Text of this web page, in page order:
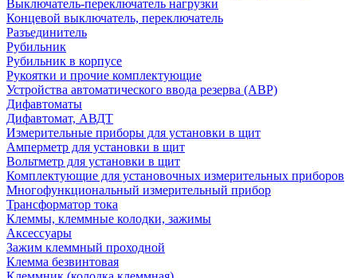
Выключатель-переключатель нагрузки
Концевой выключатель, переключатель
Разъединитель
Рубильник
Рубильник в корпусе
Рукоятки и прочие комплектующие
Устройства автоматического ввода резерва (АВР)
Дифавтоматы
Дифавтомат, АВДТ
Измерительные приборы для установки в щит
Амперметр для установки в щит
Вольтметр для установки в щит
Комплектующие для установочных измерительных приборов
Многофункциональный измерительный прибор
Трансформатор тока
Клеммы, клеммные колодки, зажимы
Аксессуары
Зажим клеммный проходной
Клемма безвинтовая